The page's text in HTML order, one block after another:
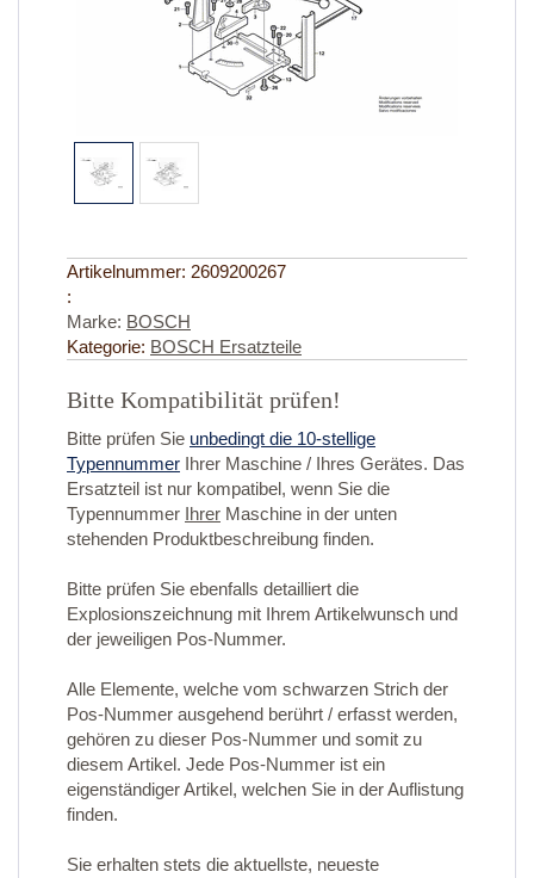
Artikelnummer: 2609200267
:
Marke: BOSCH
Kategorie: BOSCH Ersatzteile
Bitte Kompatibilität prüfen!
Bitte prüfen Sie unbedingt die 10-stellige
Typennummer Ihrer Maschine / Ihres Gerätes. Das
Ersatzteil ist nur kompatibel, wenn Sie die
Typennummer Ihrer Maschine in der unten
stehenden Produktbeschreibung finden.
Bitte prüfen Sie ebenfalls detailliert die
Explosionszeichnung mit Ihrem Artikelwunsch und
der jeweiligen Pos-Nummer.
Alle Elemente, welche vom schwarzen Strich der
Pos-Nummer ausgehend berührt / erfasst werden,
gehören zu dieser Pos-Nummer und somit zu
diesem Artikel. Jede Pos-Nummer ist ein
eigenständiger Artikel, welchen Sie in der Auflistung
finden.
Sie erhalten stets die aktuellste, neueste